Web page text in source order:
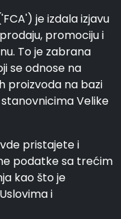
je izdala izjavu
promociju i
To je zabrana
se odnose na
proizvoda na bazi
Velike
pristajete i
podatke sa trećim
kao što je
i